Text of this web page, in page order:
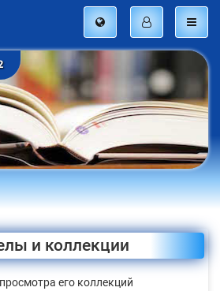
и коллекции
его коллекций